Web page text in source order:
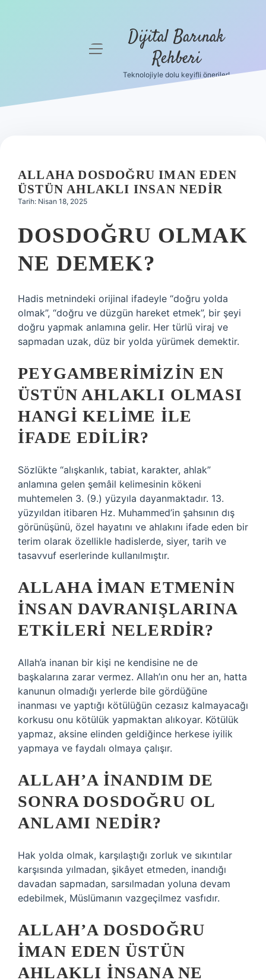
Hakkımızda
menüyü
Dijital Barınak
Rehberi
Teknolojiyle dolu keyifli öneriler!
ALLAHA DOSDOĞRU IMAN EDEN
ÜSTÜN AHLAKLI INSAN NEDIR
Tarih: Nisan 18, 2025
DOSDOĞRU OLMAK
NE DEMEK?
Hadis metnindeki orijinal ifadeyle “doğru yolda
olmak”, “doğru ve düzgün hareket etmek”, bir şeyi
doğru yapmak anlamına gelir. Her türlü viraj ve
sapmadan uzak, düz bir yolda yürümek demektir.
PEYGAMBERIMIZIN EN
ÜSTÜN AHLAKLI OLMASI
HANGI KELIME ILE
IFADE EDILIR?
Sözlükte “alışkanlık, tabiat, karakter, ahlak”
anlamına gelen şemâil kelimesinin kökeni
muhtemelen 3. (9.) yüzyıla dayanmaktadır. 13.
yüzyıldan itibaren Hz. Muhammed’in şahsının dış
görünüşünü, özel hayatını ve ahlakını ifade eden bir
terim olarak özellikle hadislerde, siyer, tarih ve
tasavvuf eserlerinde kullanılmıştır.
ALLAHA IMAN ETMENIN
INSAN DAVRANIŞLARINA
ETKILERI NELERDIR?
Allah’a inanan bir kişi ne kendisine ne de
başkalarına zarar vermez. Allah’ın onu her an, hatta
kanunun olmadığı yerlerde bile gördüğüne
inanması ve yaptığı kötülüğün cezasız kalmayacağı
korkusu onu kötülük yapmaktan alıkoyar. Kötülük
yapmaz, aksine elinden geldiğince herkese iyilik
yapmaya ve faydalı olmaya çalışır.
ALLAH’A INANDIM DE
SONRA DOSDOĞRU OL
ANLAMI NEDIR?
Hak yolda olmak, karşılaştığı zorluk ve sıkıntılar
karşısında yılmadan, şikâyet etmeden, inandığı
davadan sapmadan, sarsılmadan yoluna devam
edebilmek, Müslümanın vazgeçilmez vasfıdır.
ALLAH’A DOSDOĞRU
IMAN EDEN ÜSTÜN
AHLAKLI INSANA NE